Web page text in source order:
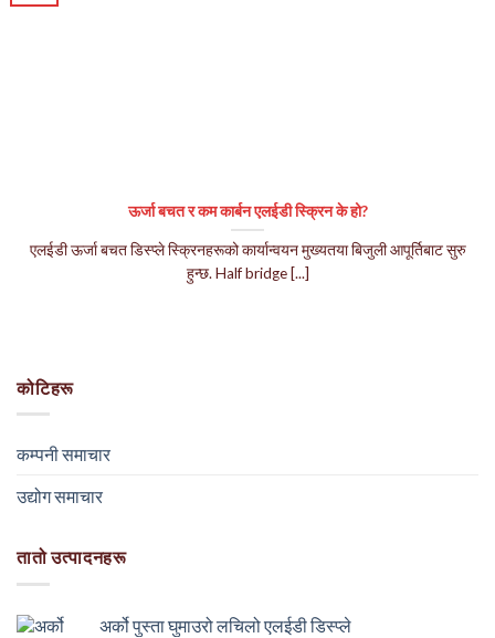
कोटिहरू
कम्पनी समाचार
उद्योग समाचार
तातो उत्पादनहरू
अर्को पुस्ता घुमाउरो लचिलो एलईडी डिस्प्ले
ऊर्जा बचत र कम कार्बन एलईडी स्क्रिन के हो?
एलईडी ऊर्जा बचत डिस्प्ले स्क्रिनहरूको कार्यान्वयन मुख्यतया बिजुली आपूर्तिबाट सुरु
हुन्छ.Half bridge[...]